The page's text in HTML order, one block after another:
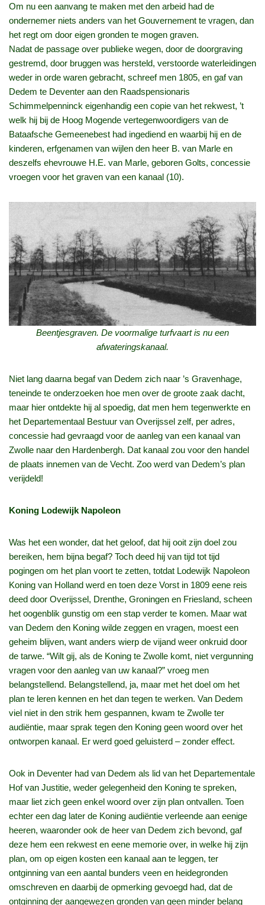
Om nu een aanvang te maken met den arbeid had de
ondernemer niets anders van het Gouvernement te vragen, dan
het regt om door eigen gronden te mogen graven.
Nadat de passage over publieke wegen, door de doorgraving
gestremd, door bruggen was hersteld, verstoorde waterleidingen
weder in orde waren gebracht, schreef men 1805, en gaf van
Dedem te Deventer aan den Raadspensionaris
Schimmelpenninck eigenhandig een copie van het rekwest, ’t
welk hij bij de Hoog Mogende vertegenwoordigers van de
Bataafsche Gemeenebest had ingediend en waarbij hij en de
kinderen, erfgenamen van wijlen den heer B. van Marle en
deszelfs ehevrouwe H.E. van Marle, geboren Golts, concessie
vroegen voor het graven van een kanaal (10).
Beentjesgraven. De voormalige turfvaart is nu een
afwateringskanaal.
Niet lang daarna begaf van Dedem zich naar ’s Gravenhage,
teneinde te onderzoeken hoe men over de groote zaak dacht,
maar hier ontdekte hij al spoedig, dat men hem tegenwerkte en
het Departementaal Bestuur van Overijssel zelf, per adres,
concessie had gevraagd voor de aanleg van een kanaal van
Zwolle naar den Hardenbergh. Dat kanaal zou voor den handel
de plaats innemen van de Vecht. Zoo werd van Dedem’s plan
verijdeld!
Koning Lodewijk Napoleon
Was het een wonder, dat het geloof, dat hij ooit zijn doel zou
bereiken, hem bijna begaf? Toch deed hij van tijd tot tijd
pogingen om het plan voort te zetten, totdat Lodewijk Napoleon
Koning van Holland werd en toen deze Vorst in 1809 eene reis
deed door Overijssel, Drenthe, Groningen en Friesland, scheen
het oogenblik gunstig om een stap verder te komen. Maar wat
van Dedem den Koning wilde zeggen en vragen, moest een
geheim blijven, want anders wierp de vijand weer onkruid door
de tarwe. “Wilt gij, als de Koning te Zwolle komt, niet vergunning
vragen voor den aanleg van uw kanaal?” vroeg men
belangstellend. Belangstellend, ja, maar met het doel om het
plan te leren kennen en het dan tegen te werken. Van Dedem
viel niet in den strik hem gespannen, kwam te Zwolle ter
audiëntie, maar sprak tegen den Koning geen woord over het
ontworpen kanaal. Er werd goed geluisterd – zonder effect.
Ook in Deventer had van Dedem als lid van het Departementale
Hof van Justitie, weder gelegenheid den Koning te spreken,
maar liet zich geen enkel woord over zijn plan ontvallen. Toen
echter een dag later de Koning audiëntie verleende aan eenige
heeren, waaronder ook de heer van Dedem zich bevond, gaf
deze hem een rekwest en eene memorie over, in welke hij zijn
plan, om op eigen kosten een kanaal aan te leggen, ter
ontginning van een aantal bunders veen en heidegronden
omschreven en daarbij de opmerking gevoegd had, dat de
ontginning der aangewezen gronden van geen minder belang